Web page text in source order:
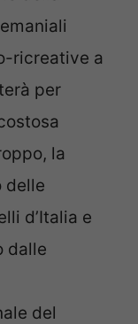
ricreative a
per
la
delle
d’Italia e
dalle
del